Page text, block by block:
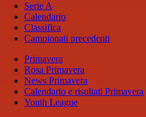
Serie A
Calendario
Classifica
Campionati precedenti
Primavera
Rosa Primavera
News Primavera
Calendario e risultati Primavera
Youth League